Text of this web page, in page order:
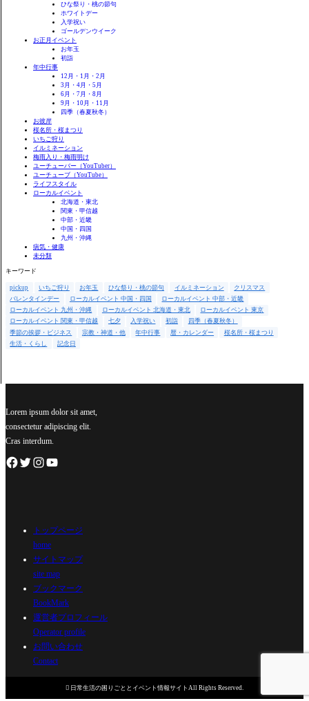
ひな祭り・桃の節句
ホワイトデー
入学祝い
ゴールデンウイーク
お正月イベント
お年玉
初詣
年中行事
12月・1月・2月
3月・4月・5月
6月・7月・8月
9月・10月・11月
四季（春夏秋冬）
お彼岸
桜名所・桜まつり
いちご狩り
イルミネーション
梅雨入り・梅雨明け
ユーチューバー（YouTuber）
ユーチューブ（YouTube）
ライフスタイル
ローカルイベント
北海道・東北
関東・甲信越
中部・近畿
中国・四国
九州・沖縄
病気・健康
未分類
キーワード
pickup いちご狩り お年玉 ひな祭り・桃の節句 イルミネーション
クリスマス
バレンタインデー
ローカルイベント 中国・四国
ローカルイベント 中部・近畿
ローカルイベント 九州・沖縄
ローカルイベント 北海道・東北
ローカルイベント 東京
ローカルイベント 関東・甲信越
七夕 入学祝い 初詣
四季（春夏秋冬）
季節の挨拶・ビジネス
宗教・神道・他 年中行事 暦・カレンダー
桜名所・桜まつり
生活・くらし
記念日
Lorem ipsum dolor sit amet,
consectetur adipiscing elit.
Cras interdum.
トップページ
home
サイトマップ
site map
ブックマーク
BookMark
運営者プロフィール
Operator profile
お問い合わせ
Contact
 日常生活の困りごととイベント情報サイトAll Rights Reserved.